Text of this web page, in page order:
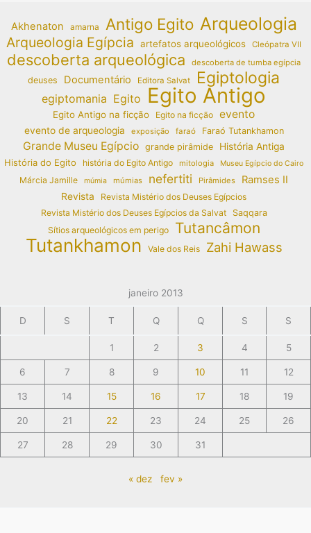
Akhenaton amarna Antigo Egito Arqueologia
Arqueologia Egípcia artefatos arqueológicos Cleópatra VII
descoberta arqueológica descoberta de tumba egípcia
deuses Documentário Editora Salvat Egiptologia
egiptomania Egito Egito Antigo
Egito Antigo na ficção Egito na ficção evento
evento de arqueologia exposição faraó Faraó Tutankhamon
Grande Museu Egípcio grande pirâmide
História Antiga
História do Egito
história do Egito Antigo mitologia Museu Egípcio do Cairo
Márcia Jamille múmia múmias nefertiti Pirâmides Ramses II
Revista
Revista Mistério dos Deuses Egípcios
Revista Mistério dos Deuses Egípcios da Salvat
Saqqara
Sítios arqueológicos em perigo
Tutancâmon
Tutankhamon Vale dos Reis Zahi Hawass
janeiro 2013
D S T Q Q S S
1 2 3 4 5
6 7 8 9 10 11 12
13 14 15 16 17 18 19
20 21 22 23 24 25 26
27 28 29 30 31
« dez fev »